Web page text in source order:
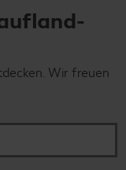
Wir freuen